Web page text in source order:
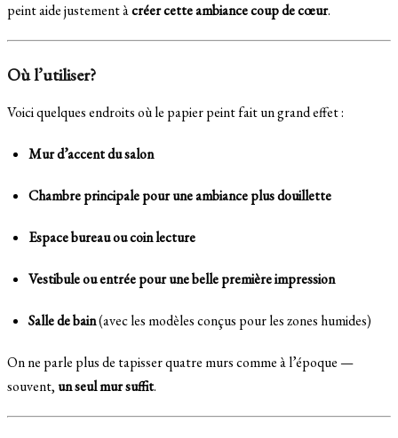
peint aide justement àcréer cette ambiance coup de cœur.
Où l’utiliser?
Voici quelques endroits où le papier peint fait un grand effet :
Mur d’accent du salon
Chambre principale pour une ambiance plus douillette
Espace bureau ou coin lecture
Vestibule ou entrée pour une belle première impression
Salle de bain(avec les modèles conçus pour les zones humides)
On ne parle plus de tapisser quatre murs comme à l’époque —
souvent, un seul mur suffit.